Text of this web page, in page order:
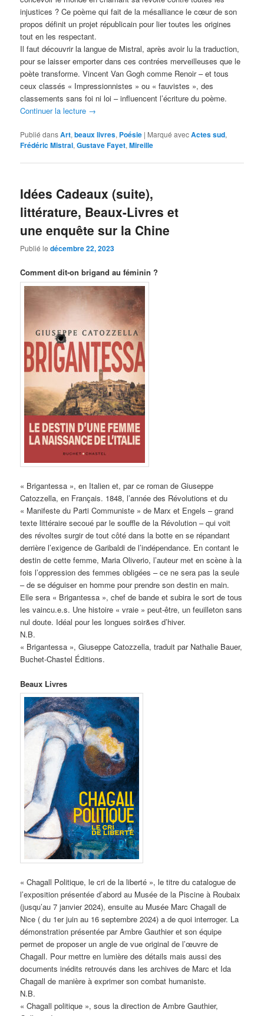
injustices ? Ce poème qui fait de la mésalliance le cœur de son
propos définit un projet républicain pour lier toutes les origines
tout en les respectant.
Il faut découvrir la langue de Mistral, après avoir lu la traduction,
pour se laisser emporter dans ces contrées merveilleuses que le
poète transforme. Vincent Van Gogh comme Renoir – et tous
ceux classés « Impressionnistes » ou « fauvistes », des
classements sans foi ni loi – influencent l’écriture du poème.
Continuer la lecture →
Publié dansArt,beaux livres, Poésie | Marqué avecActes sud,
Frédéric Mistral,Gustave Fayet,Mireille
Idées Cadeaux (suite),
littérature, Beaux-Livres et
une enquête sur la Chine
Publié ledécembre 22, 2023
Comment dit-on brigand au féminin ?
« Brigantessa », en Italien et, par ce roman de Giuseppe
Catozzella, en Français. 1848, l’année des Révolutions et du
« Manifeste du Parti Communiste » de Marx et Engels – grand
texte littéraire secoué par le souffle de la Révolution – qui voit
des révoltes surgir de tout côté dans la botte en se répandant
derrière l’exigence de Garibaldi de l’indépendance. En contant le
destin de cette femme, Maria Oliverio, l’auteur met en scène à la
fois l’oppression des femmes obligées – ce ne sera pas la seule
– de se déguiser en homme pour prendre son destin en main.
Elle sera « Brigantessa », chef de bande et subira le sort de tous
les vaincu.e.s. Une histoire « vraie » peut-être, un feuilleton sans
nul doute. Idéal pour les longues soir&es d’hiver.
N.B.
« Brigantessa », Giuseppe Catozzella, traduit par Nathalie Bauer,
Buchet-Chastel Éditions.
Beaux Livres
« Chagall Politique, le cri de la liberté », le titre du catalogue de
l’exposition présentée d’abord au Musée de la Piscine à Roubaix
(jusqu’au 7 janvier 2024), ensuite au Musée Marc Chagall de
Nice ( du 1er juin au 16 septembre 2024) a de quoi interroger. La
démonstration présentée par Ambre Gauthier et son équipe
permet de proposer un angle de vue original de l’œuvre de
Chagall. Pour mettre en lumière des détails mais aussi des
documents inédits retrouvés dans les archives de Marc et Ida
Chagall de manière à exprimer son combat humaniste.
N.B.
« Chagall politique », sous la direction de Ambre Gauthier,